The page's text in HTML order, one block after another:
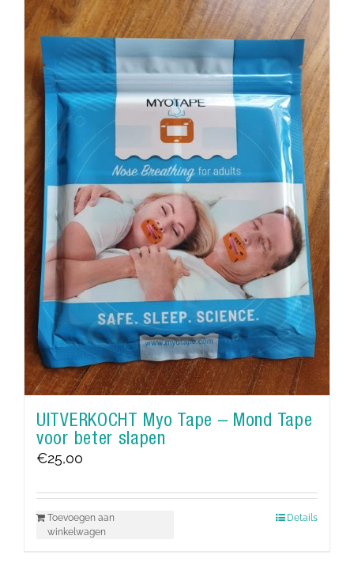
UITVERKOCHT Myo Tape – Mond Tape
voor beter slapen
€25,00
Toevoegen aan
winkelwagen
Details